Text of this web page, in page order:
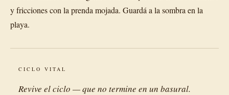
y fricciones con la prenda mojada. Guardá a la sombra en la
playa.
CICLO VITAL
Revive el ciclo — que no termine en un basural.